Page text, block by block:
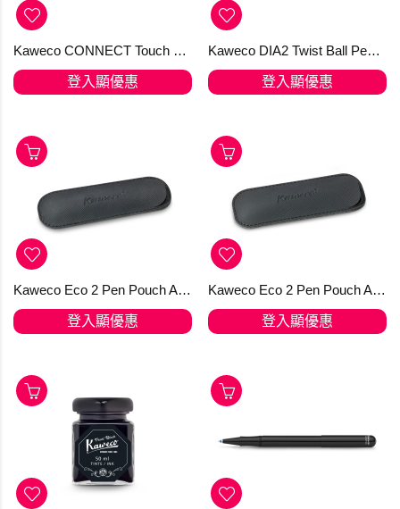
Kaweco CONNECT Touch Silver
登入顯優惠
Kaweco DIA2 Twist Ball Pen Chrome 銀色經典懷舊設計原子筆
登入顯優惠
Kaweco Eco 2 Pen Pouch Apple Leather for Liliput
登入顯優惠
Kaweco Eco 2 Pen Pouch Apple Leather for Sport
登入顯優惠